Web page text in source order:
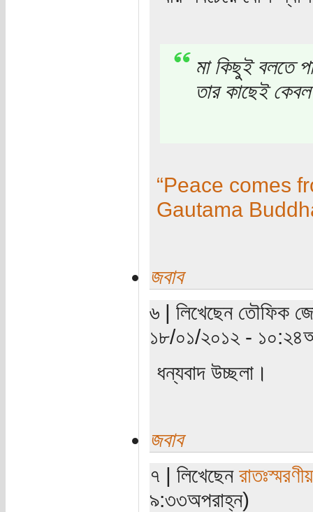
মা কিছুই বলতে
তার কাছেই কেবল
“Peace comes
Gautama
জবাব
৬ | লিখেছেন তৌফিক
১৮/০১/২০১২ -
ধন্যবাদ উচ্ছলা।
জবাব
৭ | লিখেছেন রাতঃস্মরণীয়
৯:৩৩অপরাহ্ন)